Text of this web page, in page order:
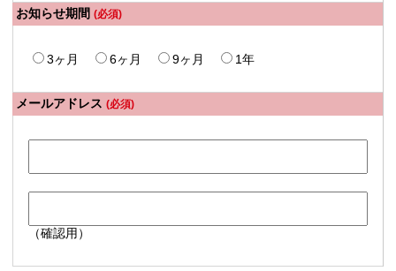
お知らせ期間 (必須)
3ヶ月 6ヶ月 9ヶ月 1年
メールアドレス (必須)
（確認用）